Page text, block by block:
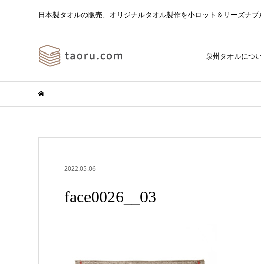
日本製タオルの販売、オリジナルタオル製作を小ロット＆リーズナブ
泉州タオルにつ
2022.05.06
face0026__03